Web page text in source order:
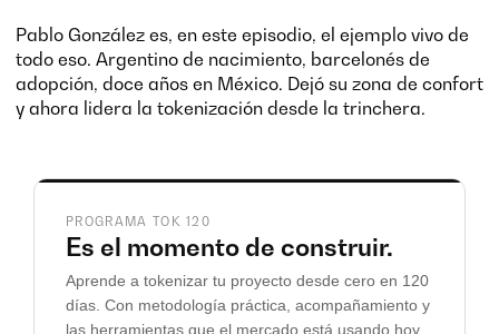
Pablo González es, en este episodio, el ejemplo vivo de
todo eso. Argentino de nacimiento, barcelonés de
adopción, doce años en México. Dejó su zona de confort
y ahora lidera la tokenización desde la trinchera.
PROGRAMA TOK 120
Es el momento de construir.
Aprende a tokenizar tu proyecto desde cero en 120
días. Con metodología práctica, acompañamiento y
las herramientas que el mercado está usando hoy.